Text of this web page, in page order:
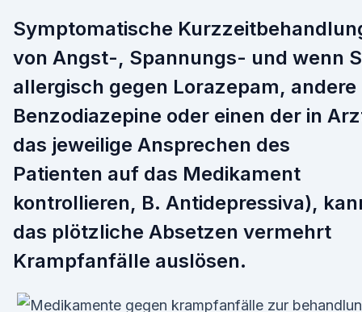
Symptomatische
von Angst-, Spannungs- und wenn
allergisch gegen Lorazepam, andere
Benzodiazepine oder einen der in
das jeweilige Ansprechen des
Patienten auf das Medikament
kontrollieren, B. Antidepressiva),
das plötzliche Absetzen vermehrt
Krampfanfälle auslösen.